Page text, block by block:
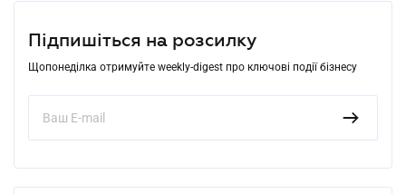
Підпишіться на розсилку
Щопонеділка отримуйте weekly-digest про ключові події бізнесу